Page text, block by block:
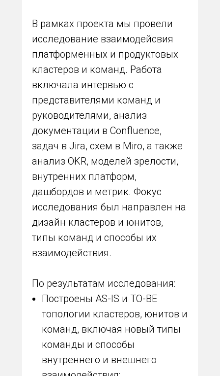
В рамках проекта мы провели
исследование взаимодейсвия
платформенных и продуктовых
кластеров и команд. Работа
включала интервью с
представителями команд и
руководителями, анализ
документации в Confluence,
задач в Jira, схем в Miro, а также
анализ OKR, моделей зрелости,
внутренних платформ,
дашбордов и метрик. Фокус
исследования был направлен на
дизайн кластеров и юнитов,
типы команд и способы их
взаимодействия.
По результатам исследования:
Построены AS-IS и TO-BE
топологии кластеров, юнитов и
команд, включая новый типы
команды и способы
внутреннего и внешнего